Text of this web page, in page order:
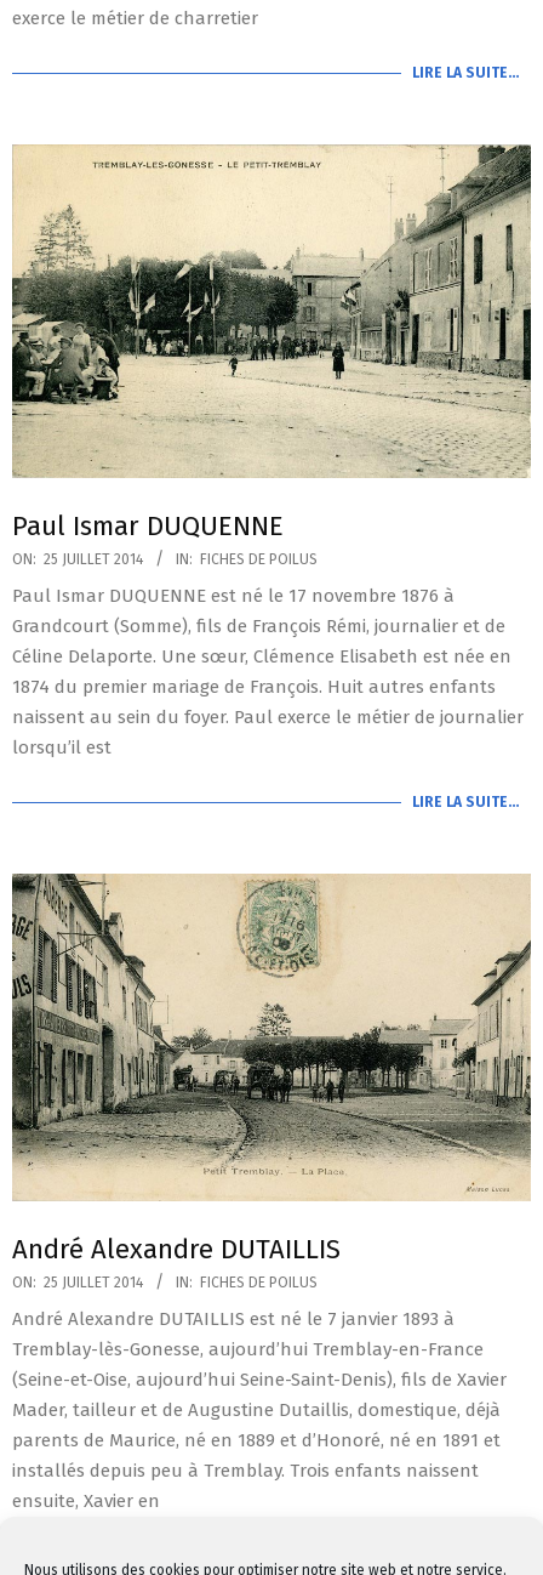
Nous utilisons des cookies pour optimiser notre site web et notre service.
exerce le métier de charretier
LIRE LA SUITE…
Paul Ismar DUQUENNE
2014-
07-
25
ON: 25 JUILLET 2014 IN: FICHES DE POILUS
Paul Ismar DUQUENNE est né le 17 novembre 1876 à
Grandcourt (Somme), fils de François Rémi, journalier et de
Céline Delaporte. Une sœur, Clémence Elisabeth est née en
1874 du premier mariage de François. Huit autres enfants
naissent au sein du foyer. Paul exerce le métier de journalier
lorsqu’il est
LIRE LA SUITE…
André Alexandre DUTAILLIS
2014-
07-
25
ON: 25 JUILLET 2014 IN: FICHES DE POILUS
André Alexandre DUTAILLIS est né le 7 janvier 1893 à
Tremblay-lès-Gonesse, aujourd’hui Tremblay-en-France
(Seine-et-Oise, aujourd’hui Seine-Saint-Denis), fils de Xavier
Mader, tailleur et de Augustine Dutaillis, domestique, déjà
parents de Maurice, né en 1889 et d’Honoré, né en 1891 et
installés depuis peu à Tremblay. Trois enfants naissent
ensuite, Xavier en